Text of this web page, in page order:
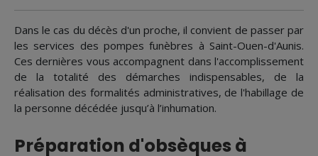
Dans le cas du décès d'un proche, il convient de passer par
les services des pompes funèbres à Saint-Ouen-d'Aunis.
Ces dernières vous accompagnent dans l'accomplissement
de la totalité des démarches indispensables, de la
réalisation des formalités administratives, de l'habillage de
la personne décédée jusqu’à l’inhumation.
Préparation d'obsèques à